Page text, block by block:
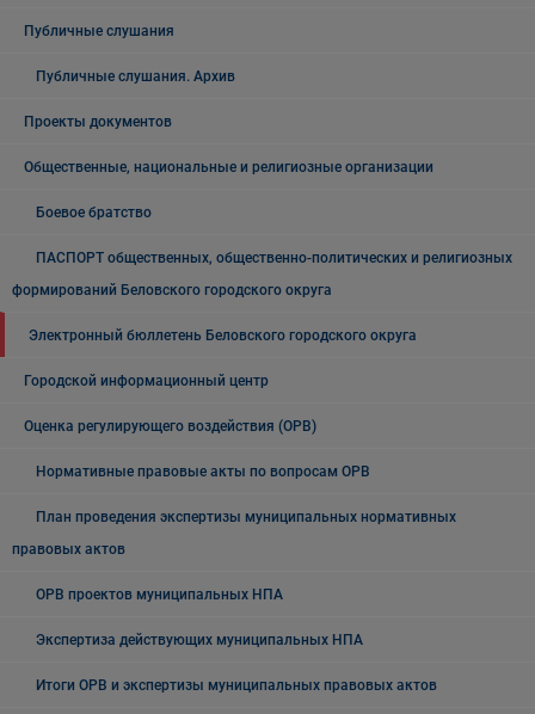
Публичные слушания
Публичные слушания. Архив
Проекты документов
Общественные, национальные и религиозные организации
Боевое братство
ПАСПОРТ общественных, общественно-политических и религиозных
формирований Беловского городского округа
Электронный бюллетень Беловского городского округа
Городской информационный центр
Оценка регулирующего воздействия (ОРВ)
Нормативные правовые акты по вопросам ОРВ
План проведения экспертизы муниципальных нормативных
правовых актов
ОРВ проектов муниципальных НПА
Экспертиза действующих муниципальных НПА
Итоги ОРВ и экспертизы муниципальных правовых актов